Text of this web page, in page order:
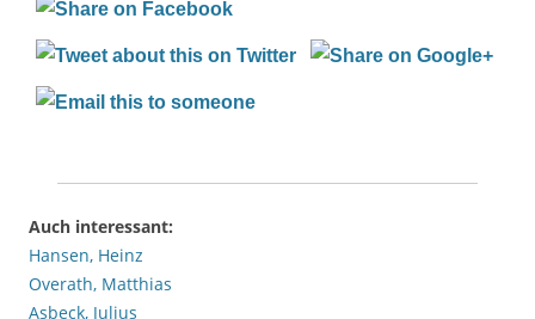
Auch interessant:
Hansen, Heinz
Overath, Matthias
Asbeck, Julius